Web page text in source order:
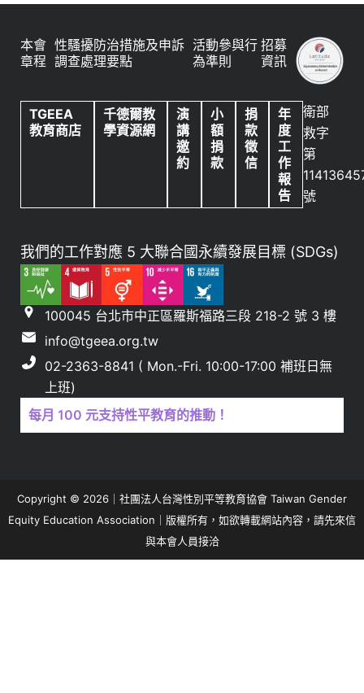
本會
章程
性騷擾防治措施及申訴
調查處理要點
活動參與行
為準則
招募
資訊
TGEEA
教育商店
千德爾教
學資源網
演
講
邀
約
小
額
捐
款
捐
款
徵
信
年
度
工
作
報
告
衛部
救字
第
號
我們的工作對應 5 大聯合國永續發展目標 (SDGs)
100045 台北市中正區羅斯福路三段 218-2 號 3 樓
info@tgeea.org.tw
02-2363-8841 ( Mon.-Fri. 10:00-17:00 補班日無
上班)
每月 100 元支持性平教育的推動！
Copyright © 2026｜社團法人台灣性別平等教育協會 Taiwan Gender
Equity Education Association｜版權所有，如欲轉載網站內容，請先來信
與本會人員接洽